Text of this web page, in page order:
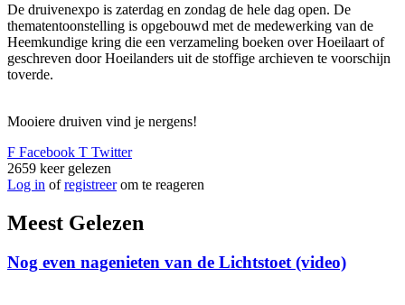
De druivenexpo is zaterdag en zondag de hele dag open. De
thematentoonstelling is opgebouwd met de medewerking van de
Heemkundige kring die een verzameling boeken over Hoeilaart of
geschreven door Hoeilanders uit de stoffige archieven te voorschijn
toverde.
Mooiere druiven vind je nergens!
F Facebook T Twitter
2659 keer gelezen
Log in ofregistreerom te reageren
Meest Gelezen
Nog even nagenieten van de Lichtstoet (video)